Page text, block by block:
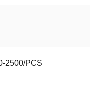
2500/PCS